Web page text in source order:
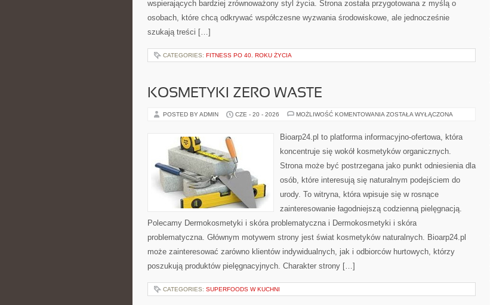
wspierających bardziej zrównoważony styl życia. Strona została przygotowana z myślą o
osobach, które chcą odkrywać współczesne wyzwania środowiskowe, ale jednocześnie
szukają treści […]
CATEGORIES: FITNESS PO 40. ROKU ŻYCIA
KOSMETYKI ZERO WASTE
POSTED BY ADMIN CZE - 20 - 2026 MOŻLIWOŚĆ KOMENTOWANIA KOSMETYKI
ZOSTAŁA WYŁĄCZONA
Bioarp24.pl to platforma informacyjno-ofertowa, która
koncentruje się wokół kosmetyków organicznych.
Strona może być postrzegana jako punkt odniesienia dla
osób, które interesują się naturalnym podejściem do
urody. To witryna, która wpisuje się w rosnące
zainteresowanie łagodniejszą codzienną pielęgnacją.
Polecamy Dermokosmetyki i skóra problematyczna i Dermokosmetyki i skóra
problematyczna. Głównym motywem strony jest świat kosmetyków naturalnych. Bioarp24.pl
może zainteresować zarówno klientów indywidualnych, jak i odbiorców hurtowych, którzy
poszukują produktów pielęgnacyjnych. Charakter strony […]
CATEGORIES: SUPERFOODS W KUCHNI